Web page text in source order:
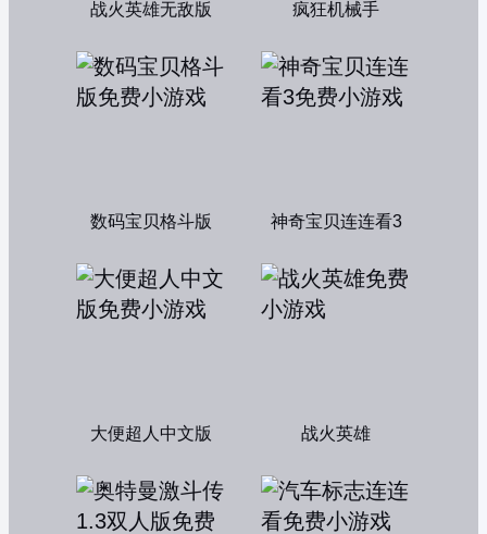
战火英雄无敌版 疯狂机械手
数码宝贝格斗版 神奇宝贝连连看3
大便超人中文版 战火英雄